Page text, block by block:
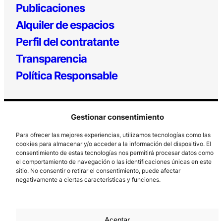
Gestionar consentimiento
Para ofrecer las mejores experiencias, utilizamos tecnologías como las
cookies para almacenar y/o acceder a la información del dispositivo. El
consentimiento de estas tecnologías nos permitirá procesar datos como
el comportamiento de navegación o las identificaciones únicas en este
sitio. No consentir o retirar el consentimiento, puede afectar
negativamente a ciertas características y funciones.
Publicaciones
Alquiler de espacios
Perfil del contratante
Transparencia
Política Responsable
Los Prados, 121 – 33203 Gijón
985 185 577 – info@laboralcentrodearte.org